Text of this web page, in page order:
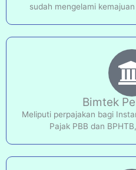
sudah mengelami
Bimtek
Meliputi perpajakan bagi
Pajak PBB dan